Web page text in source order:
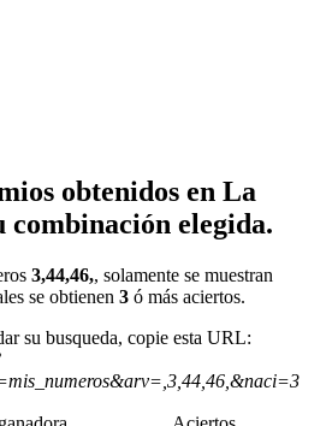
obtenidos en La
elegida.
3,44,46,, solamente se muestran
se obtienen 3 ó más aciertos.
su busqueda, copie esta URL: